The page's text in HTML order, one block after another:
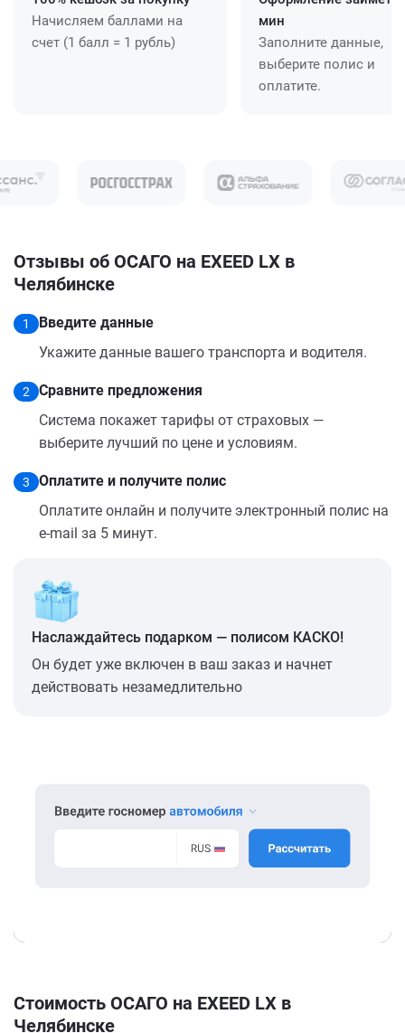
Начисляем баллами на
счет (1 балл = 1 рубль)
мин
Заполните данные,
выберите полис и
оплатите.
Отзывы об ОСАГО на EXEED LX в
Челябинске
1
Введите данные
Укажите данные вашего транспорта и водителя.
2
Сравните предложения
Система покажет тарифы от страховых —
выберите лучший по цене и условиям.
3
Оплатите и получите полис
Оплатите онлайн и получите электронный полис на
e-mail за 5 минут.
Наслаждайтесь подарком — полисом КАСКО!
Он будет уже включен в ваш заказ и начнет
действовать незамедлительно
Стоимость ОСАГО на EXEED LX в
Челябинске